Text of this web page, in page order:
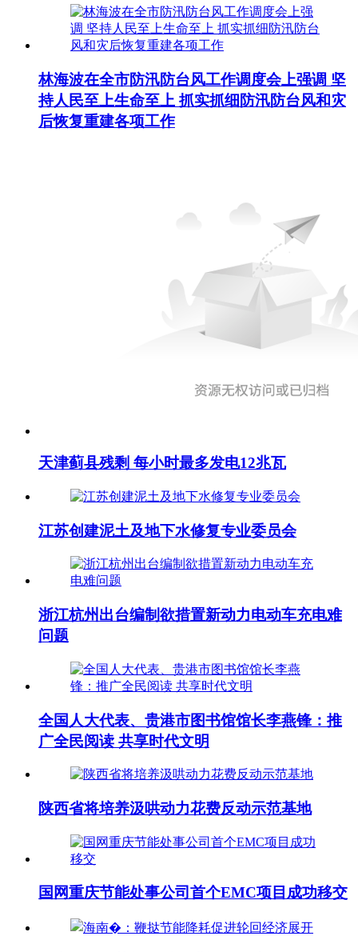
林海波在全市防汛防台风工作调度会上强调 坚
持人民至上生命至上 抓实抓细防汛防台风和灾
后恢复重建各项工作
天津蓟县残剩 每小时最多发电12兆瓦
江苏创建泥土及地下水修复专业委员会
浙江杭州出台编制欲措置新动力电动车充电难
问题
全国人大代表 、贵港市图书馆馆长李燕锋：推
广全民阅读 共享时代文明
陕西省将培养汲哄动力花费反动示范基地
国网重庆节能处事公司首个EMC项目成功移交